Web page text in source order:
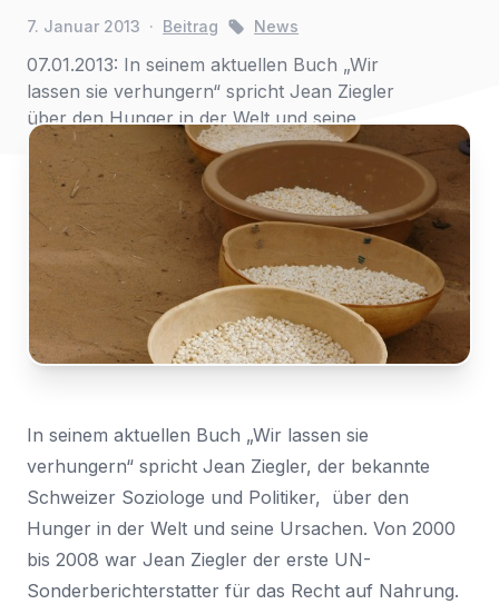
7. Januar 2013 · Beitrag News
07.01.2013: In seinem aktuellen Buch „Wir
lassen sie verhungern“ spricht Jean Ziegler
über den Hunger in der Welt und seine
Ursachen.
In seinem aktuellen Buch „Wir lassen sie
verhungern“ spricht Jean Ziegler, der bekannte
Schweizer Soziologe und Politiker, über den
Hunger in der Welt und seine Ursachen. Von 2000
bis 2008 war Jean Ziegler der erste UN-
Sonderberichterstatter für das Recht auf Nahrung.
Betreff
Nachricht
Bestätigen*
Ich habe dieDatenschutzerklärung gelesen und
Senden
verhungern“
News
Für
den
Zugriff
anmelden
Last Name*
E-Mail-Adresse*
Land*
Wählen Sie Ihr Land...
Bundesland / Landkreis
Wählen Sie Ihr Bundesland...
warum wir Ihre persönlichen Daten verwenden, können
Sie in unserer Datenschutzerklärungnachlesen.
Ein Link zum Erstellen eines neuen Passwort wird an deine